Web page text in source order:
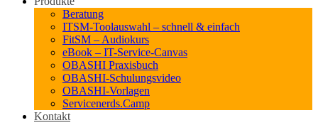
Beratung
ITSM-Toolauswahl – schnell & einfach
FitSM – Audiokurs
eBook – IT-Service-Canvas
OBASHI Praxisbuch
OBASHI-Schulungsvideo
OBASHI-Vorlagen
Servicenerds.Camp
Kontakt